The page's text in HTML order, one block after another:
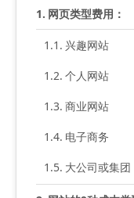
网页类型费用：
兴趣网站
个人网站
商业网站
电子商务
大公司或集团